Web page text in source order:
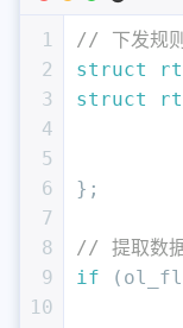
1
2
3
4
5
6
7
8
9
10
// 下发规则
struct
struct
};
// 提取数据
if